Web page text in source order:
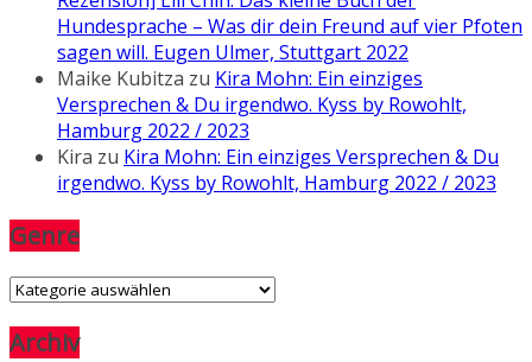
Hundesprache – Was dir dein Freund auf vier Pfoten
sagen will. Eugen Ulmer, Stuttgart 2022
Maike Kubitza zu Kira Mohn: Ein einziges
Versprechen & Du irgendwo. Kyss by Rowohlt,
Hamburg 2022 / 2023
Kira zu Kira Mohn: Ein einziges Versprechen & Du
irgendwo. Kyss by Rowohlt, Hamburg 2022 / 2023
Genre
Genre
Archiv